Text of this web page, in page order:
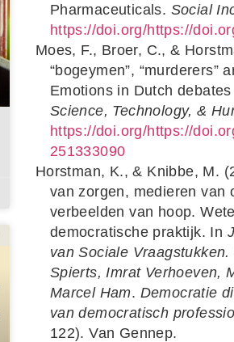
Pharmaceuticals. Social
https://doi.org/https://
Moes, F., Broer, C., &
“bogeymen”, “murderers”
Emotions in Dutch
Science, Technology, &
https://doi.org/https://
251333090
Horstman, K., & Knibbe, M.
van zorgen, medieren van
verbeelden van hoop.
democratische praktijk. In
van Sociale
Spierts, Imrat Verhoeven,
Marcel Ham. Democratie
van democratisch
122). Van Gennep.